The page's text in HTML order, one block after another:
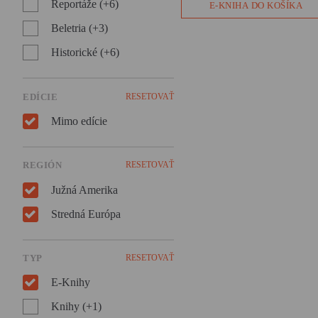
Reportáže (+6)
Beletria (+3)
Historické (+6)
EDÍCIE RESETOVAŤ
Mimo edície
REGIÓN RESETOVAŤ
Južná Amerika
Stredná Európa
TYP RESETOVAŤ
E-Knihy
Knihy (+1)
E-KNIHA DO KOŠÍKA